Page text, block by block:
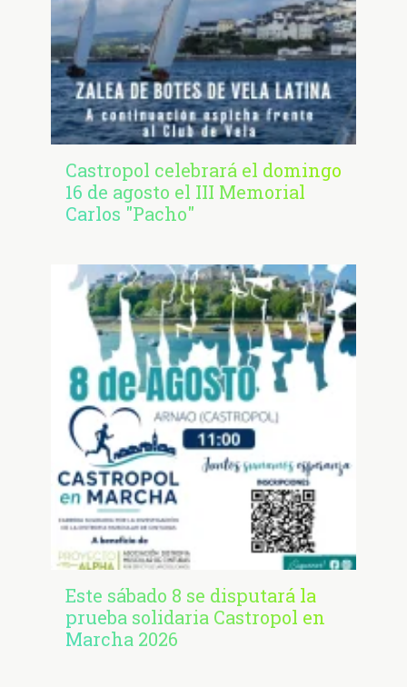
Castropol celebrará el domingo
16 de agosto el III Memorial
Carlos "Pacho"
Este sábado 8 se disputará la
prueba solidaria Castropol en
Marcha 2026